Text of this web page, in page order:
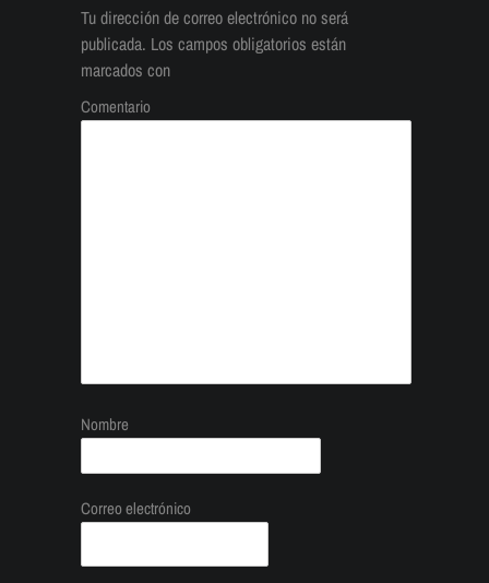
Tu dirección de correo electrónico no será
publicada. Los campos obligatorios están
marcados con
Comentario
Nombre
Correo electrónico